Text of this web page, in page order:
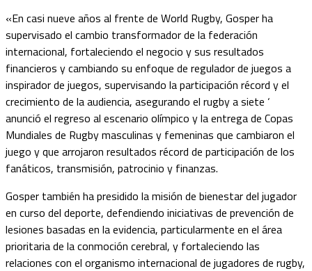
«En casi nueve años al frente de World Rugby, Gosper ha
supervisado el cambio transformador de la federación
internacional, fortaleciendo el negocio y sus resultados
financieros y cambiando su enfoque de regulador de juegos a
inspirador de juegos, supervisando la participación récord y el
crecimiento de la audiencia, asegurando el rugby a siete ‘
anunció el regreso al escenario olímpico y la entrega de Copas
Mundiales de Rugby masculinas y femeninas que cambiaron el
juego y que arrojaron resultados récord de participación de los
fanáticos, transmisión, patrocinio y finanzas.
Gosper también ha presidido la misión de bienestar del jugador
en curso del deporte, defendiendo iniciativas de prevención de
lesiones basadas en la evidencia, particularmente en el área
prioritaria de la conmoción cerebral, y fortaleciendo las
relaciones con el organismo internacional de jugadores de rugby,